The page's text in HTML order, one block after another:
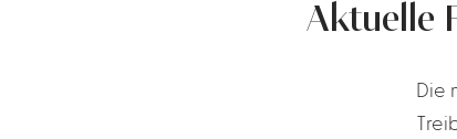
Aktuelle
Die